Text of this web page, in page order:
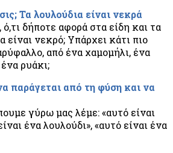
Τα λουλούδια είναι νεκρά
δήποτε αφορά στα είδη και τα
νεκρό; Υπάρχει κάτι πιο
από ένα χαμομήλι, ένα
ρυάκι;
παράγεται από τη φύση και να
γύρω μας λέμε: «αυτό είναι
ένα λουλούδι», «αυτό είναι ένα